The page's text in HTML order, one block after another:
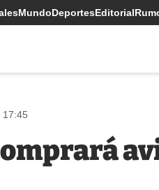
MundoDeportesEditorial
17:45